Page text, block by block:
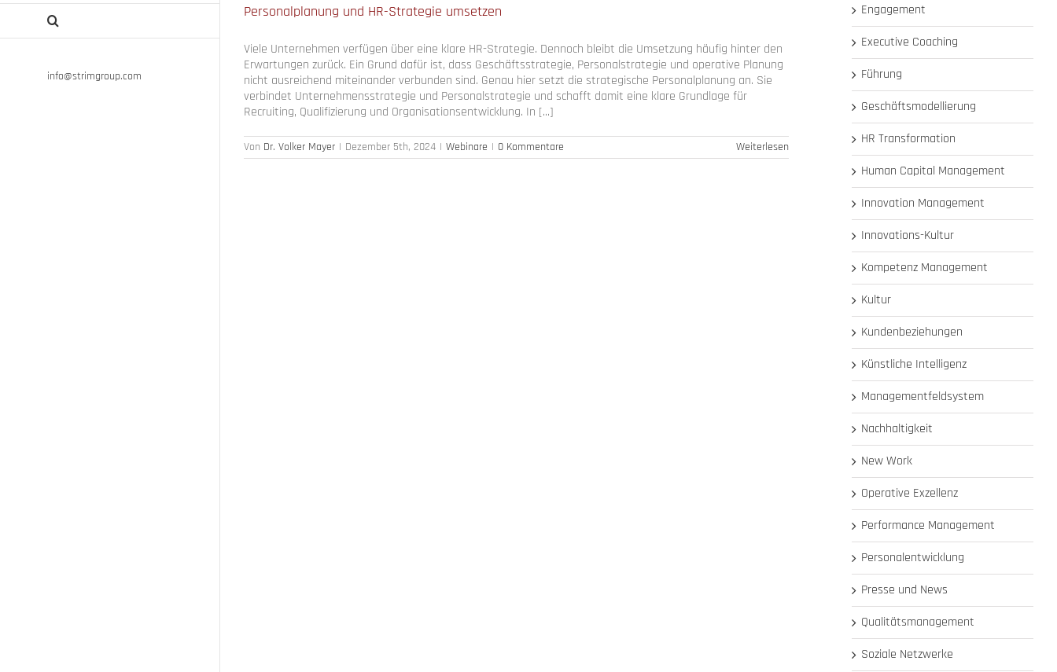
info@strimgroup.com
Personalplanung und HR-Strategie umsetzen
Viele Unternehmen verfügen über eine klare HR-Strategie. Dennoch bleibt die Umsetzung häufig hinter den
Erwartungen zurück. Ein Grund dafür ist, dass Geschäftsstrategie, Personalstrategie und operative Planung
nicht ausreichend miteinander verbunden sind. Genau hier setzt die strategische Personalplanung an. Sie
verbindet Unternehmensstrategie und Personalstrategie und schafft damit eine klare Grundlage für
Recruiting, Qualifizierung und Organisationsentwicklung. In [...]
Von Dr. Volker Mayer | Dezember 5th, 2024 | Webinare | 0 Kommentare Weiterlesen
Engagement
Executive Coaching
Führung
Geschäftsmodellierung
HR Transformation
Human Capital Management
Innovation Management
Innovations-Kultur
Kompetenz Management
Kultur
Kundenbeziehungen
Künstliche Intelligenz
Managementfeldsystem
Nachhaltigkeit
New Work
Operative Exzellenz
Performance Management
Personalentwicklung
Presse und News
Qualitätsmanagement
Soziale Netzwerke